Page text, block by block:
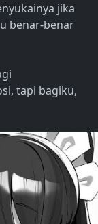
jika
benar-benar
tapi bagiku,